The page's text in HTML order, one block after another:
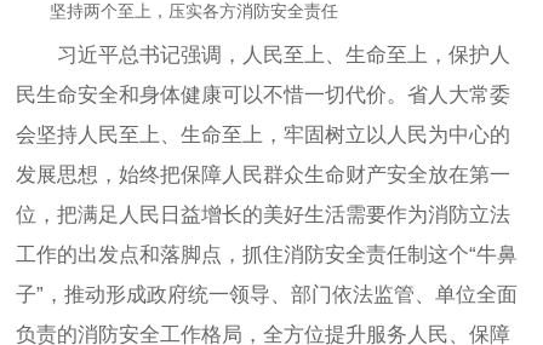
坚持两个至上，压实各方消防安全责任
习近平总书记强调，人民至上、生命至上，保护人
民生命安全和身体健康可以不惜一切代价。省人大常委
会坚持人民至上、生命至上，牢固树立以人民为中心的
发展思想，始终把保障人民群众生命财产安全放在第一
位，把满足人民日益增长的美好生活需要作为消防立法
工作的出发点和落脚点，抓住消防安全责任制这个“牛鼻
子”，推动形成政府统一领导、部门依法监管、单位全面
负责的消防安全工作格局，全方位提升服务人民、保障